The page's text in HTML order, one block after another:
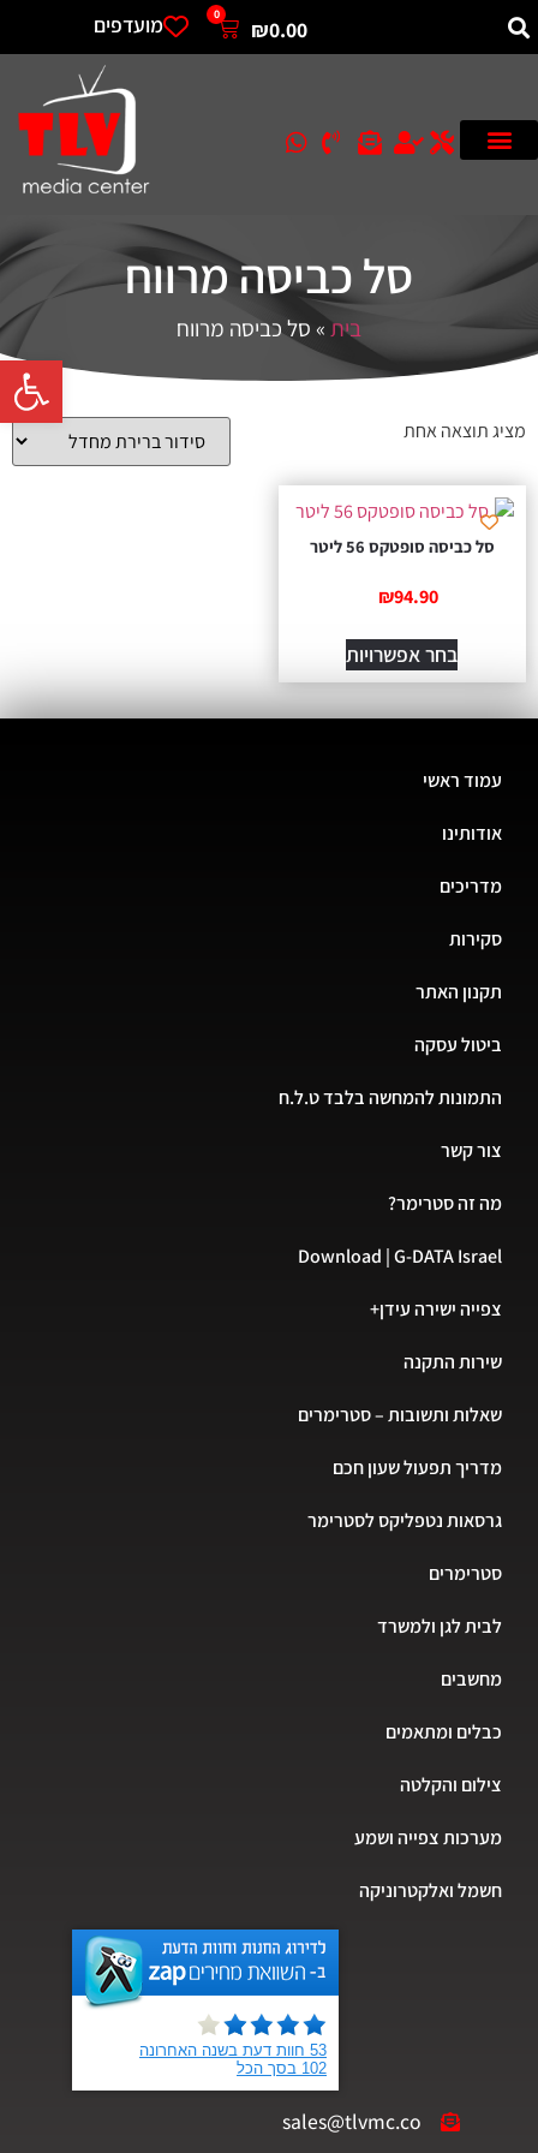
פתח
₪0.00
0 מועדפים
סל כביסה מרווח
בית»סל כביסה מרווח
מציג תוצאה אחת
סל כביסה סופטקס 56 ליטר
₪94.90
בחר אפשרויות
עמוד ראשי
אודותינו
מדריכים
סקירות
תקנון האתר
ביטול עסקה
התמונות להמחשה בלבד ט.ל.ח
צור קשר
מה זה סטרימר?
Download | G-DATA Israel
צפייה ישירה עידן+
שירות התקנה
שאלות ותשובות – סטרימרים
מדריך תפעול שעון חכם
גרסאות נטפליקס לסטרימר
סטרימרים
לבית לגן ולמשרד
מחשבים
כבלים ומתאמים
צילום והקלטה
מערכות צפייה ושמע
חשמל ואלקטרוניקה
sales@tlvmc.co